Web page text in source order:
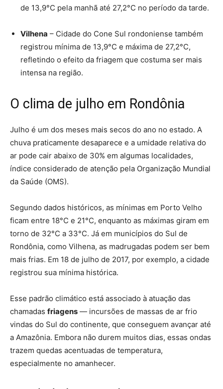
de 13,9°C pela manhã até 27,2°C no período da tarde.
Vilhena – Cidade do Cone Sul rondoniense também
registrou mínima de 13,9°C e máxima de 27,2°C,
refletindo o efeito da friagem que costuma ser mais
intensa na região.
O clima de julho em Rondônia
Julho é um dos meses mais secos do ano no estado. A
chuva praticamente desaparece e a umidade relativa do
ar pode cair abaixo de 30% em algumas localidades,
índice considerado de atenção pela Organização Mundial
da Saúde (OMS).
Segundo dados históricos, as mínimas em Porto Velho
ficam entre 18°C e 21°C, enquanto as máximas giram em
torno de 32°C a 33°C. Já em municípios do Sul de
Rondônia, como Vilhena, as madrugadas podem ser bem
mais frias. Em 18 de julho de 2017, por exemplo, a cidade
registrou sua mínima histórica.
Esse padrão climático está associado à atuação das
chamadas friagens — incursões de massas de ar frio
vindas do Sul do continente, que conseguem avançar até
a Amazônia. Embora não durem muitos dias, essas ondas
trazem quedas acentuadas de temperatura,
especialmente no amanhecer.